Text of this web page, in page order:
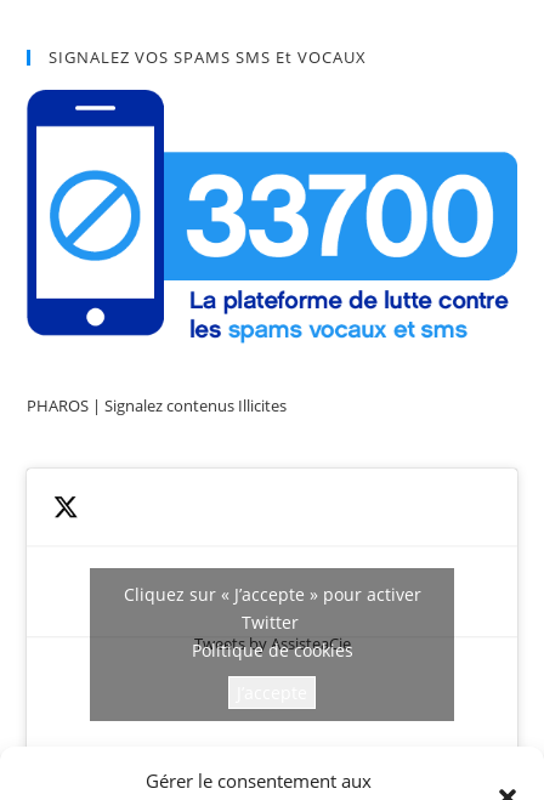
Gérer le consentement aux
SIGNALEZ VOS SPAMS SMS Et VOCAUX
PHAROS | Signalez contenus Illicites
Tweets by AssisteaCie
Cliquez sur « J’accepte » pour activer
Twitter
Politique de cookies